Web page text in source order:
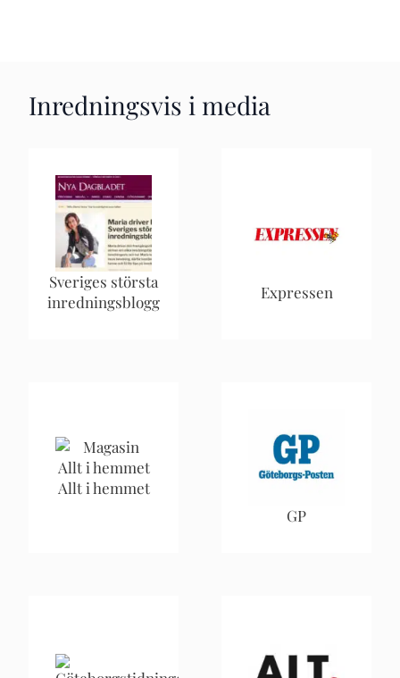
Inredningsvis i media
Sveriges största
inredningsblogg
Expressen
Allt i hemmet
GP